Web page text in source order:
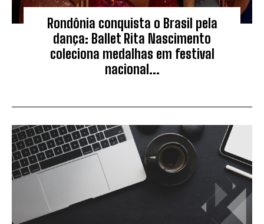
Rondônia conquista o Brasil pela
dança: Ballet Rita Nascimento
coleciona medalhas em festival
nacional...